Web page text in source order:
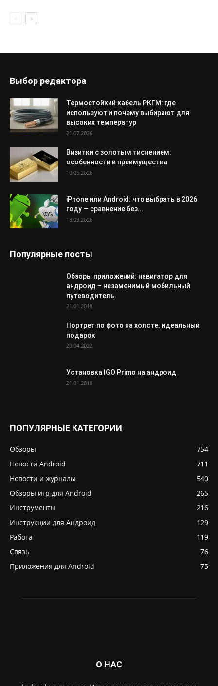
Выбор редактора
Термостойкий кабель РКГМ: где
используют и почему выбирают для
высоких температур
21.07.2026
Визитки с золотым тиснением:
особенности и преимущества
10.05.2026
iPhone или Android: что выбрать в 2026
году — сравнение без...
18.03.2026
Популярные посты
Обзоры приложений: навигатор для
андроид – незаменимый мобильный
путеводитель.
21.01.2018
Портрет по фото на холсте: идеальный
подарок
29.04.2022
Установка IGO Primo на андроид
21.01.2018
ПОПУЛЯРНЫЕ КАТЕГОРИИ
Обзоры
754
Новости Android
711
Новости и журналы
540
Обзоры игр для Android
265
Инструменты
216
Инструкции для Андроид
129
Работа
119
Связь
76
Приложения для Android
75
О НАС